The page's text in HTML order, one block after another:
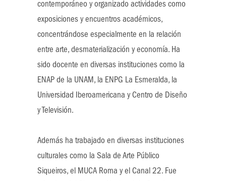
contemporáneo y organizado actividades como
exposiciones y encuentros académicos,
concentrándose especialmente en la relación
entre arte, desmaterialización y economía. Ha
sido docente en diversas instituciones como la
ENAP de la UNAM, la ENPG La Esmeralda, la
Universidad Iberoamericana y Centro de Diseño
y Televisión.
Además ha trabajado en diversas instituciones
culturales como la Sala de Arte Público
Siqueiros, el MUCA Roma y el Canal 22. Fue